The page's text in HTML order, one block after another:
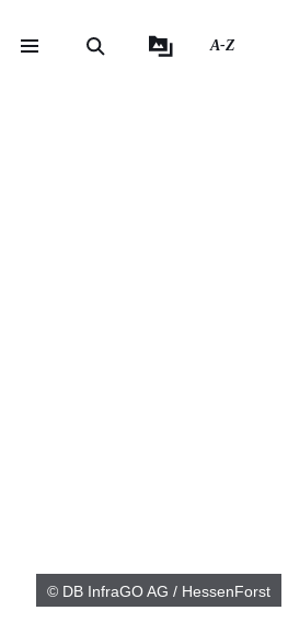
A-Z
© DB InfraGO AG / HessenForst